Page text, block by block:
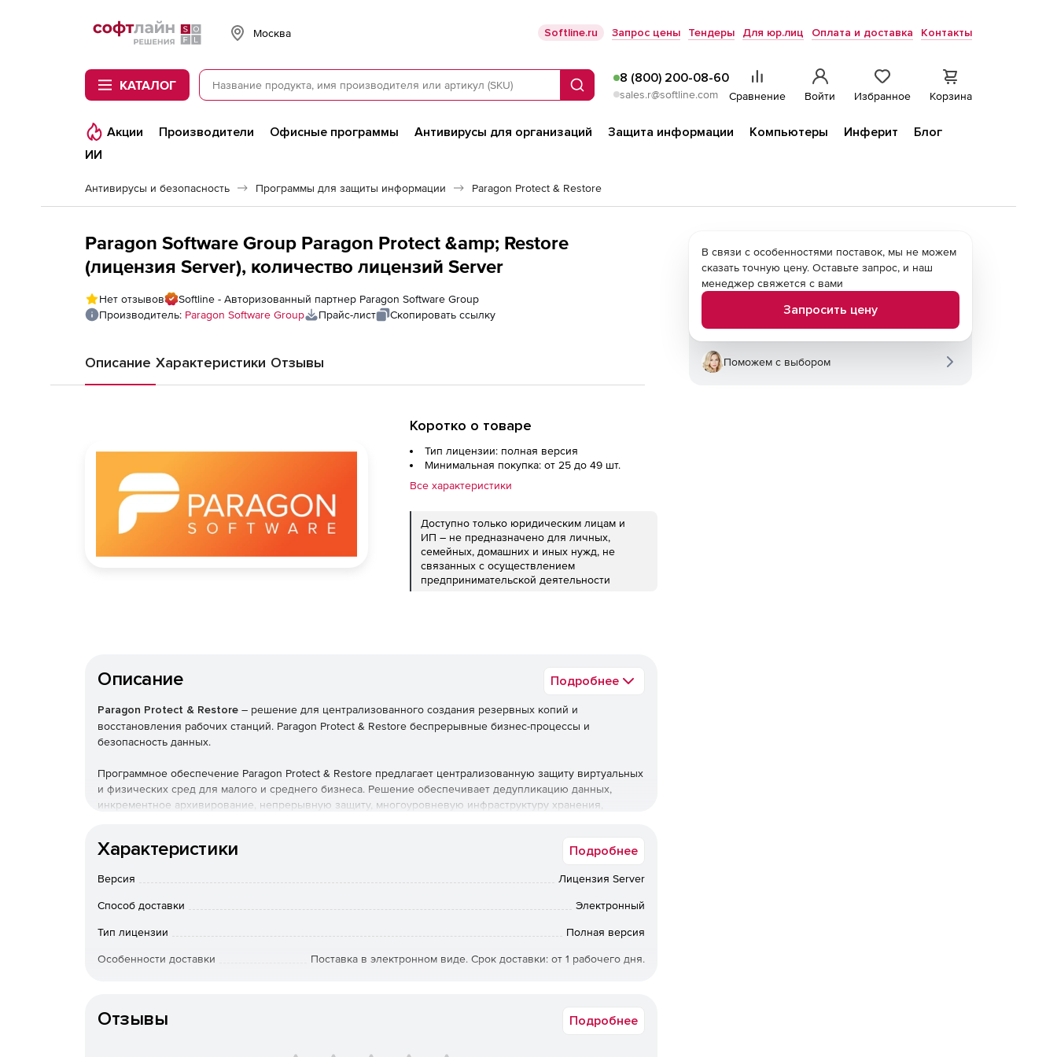
Softline
Москва Softline.ru Запрос цены Тендеры Для юр.лиц Оплата и доставка Контакты
КАТАЛОГ Поиск
8 (800) 200-08-60
sales.r@softline.com Сравнение Войти Избранное Корзина
Акции Производители Офисные программы Антивирусы для организаций Защита информации Компьютеры Инферит
Блог
ИИ
Антивирусы и безопасность Программы для защиты информации Paragon Protect & Restore
Paragon Software Group Paragon Protect &amp; Restore
(лицензия Server), количество лицензий Server
Нет отзывов
Softline - Авторизованный партнер Paragon Software Group
Производитель: Paragon Software Group Прайс-лист Скопировать ссылку
Описание Характеристики Отзывы
Коротко о товаре
Тип лицензии: полная версия
Минимальная покупка: от 25 до 49 шт.
Все характеристики
Доступно только юридическим лицам и
ИП – не предназначено для личных,
семейных, домашних и иных нужд, не
связанных с осуществлением
предпринимательской деятельности
Описание Подробнее
Paragon Protect & Restore – решение для централизованного создания резервных копий и
восстановления рабочих станций. Paragon Protect & Restore беспрерывные бизнес-процессы и
безопасность данных.
Программное обеспечение Paragon Protect & Restore предлагает централизованную защиту виртуальных
и физических сред для малого и среднего бизнеса. Решение обеспечивает дедупликацию данных,
инкрементное архивирование, непрерывную защиту, многоуровневую инфраструктуру хранения,
инфраструктуры и эффективной защиты виртуальных и физических машин. Кроме того, продукт
Быстрое переключение с поврежденной системы на ее копию обеспечивает непрерывность бизнес-
Характеристики Подробнее
Версия Лицензия Server
Способ доставки Электронный
Тип лицензии Полная версия
Особенности доставки Поставка в электронном виде. Срок доставки: от 1 рабочего дня.
Отзывы Подробнее
В связи с особенностями поставок, мы не можем
сказать точную цену. Оставьте запрос, и наш
менеджер свяжется с вами
Запросить цену
Поможем с выбором